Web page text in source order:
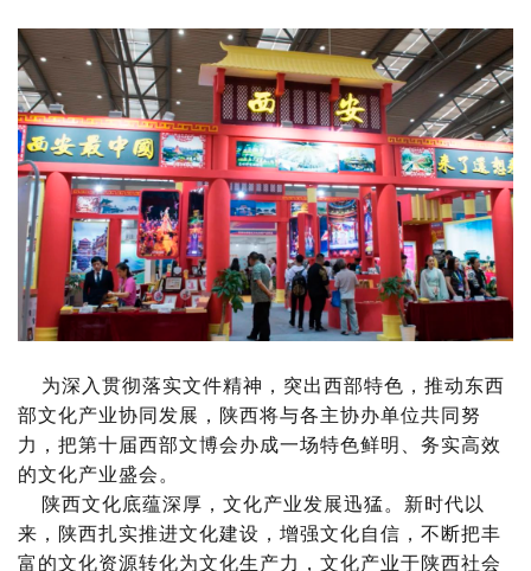
为深入贯彻落实文件精神，突出西部特色，推动东西
部文化产业协同发展，陕西将与各主协办单位共同努
力，把第十届西部文博会办成一场特色鲜明、务实高效
的文化产业盛会。
陕西文化底蕴深厚，文化产业发展迅猛。新时代以
来，陕西扎实推进文化建设，增强文化自信，不断把丰
富的文化资源转化为文化生产力，文化产业于陕西社会